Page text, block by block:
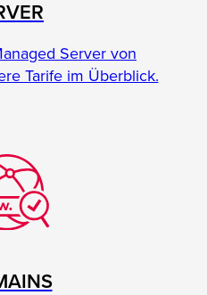
Server von
Tarife im Überblick.